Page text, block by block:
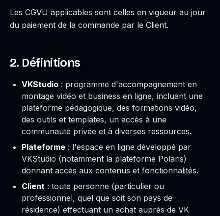
Les CGVU applicables sont celles en vigueur au jour
du paiement de la commande par le Client.
2. Définitions
VKStudio : programme d'accompagnement en
montage vidéo et business en ligne, incluant une
plateforme pédagogique, des formations vidéo,
des outils et templates, un accès à une
communauté privée et à diverses ressources.
Plateforme : l'espace en ligne développé par
VKStudio (notamment la plateforme Polaris)
donnant accès aux contenus et fonctionnalités.
Client : toute personne (particulier ou
professionnel, quel que soit son pays de
résidence) effectuant un achat auprès de VK